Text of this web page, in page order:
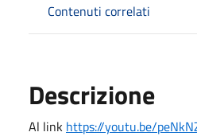
Contenuti correlati
Descrizione
Al link https://youtu.be/